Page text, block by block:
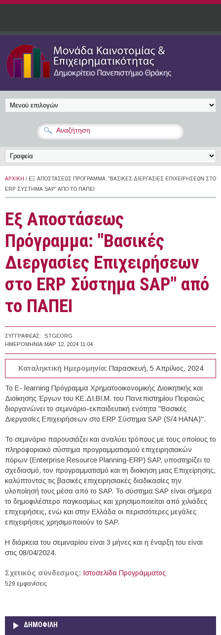
Παράκαμψη προς το κυρίως περιεχόμενο
ΑΡΧΙΚΉ / ΕΞ ΑΠΟΣΤΆΣΕΩΣ ΠΡΌΓΡΑΜΜΑ: "ΒΑΣΙΚΈΣ ΔΙΕΡΓΑΣΊΕΣ ΕΠΙΧΕΙΡΉΣΕΩΝ ΣΤΟ
ERP ΣΎΣΤΗΜΑ SAP" ΑΠΌ ΤΟ ΠΑΠΕΙ
Εξ Αποστάσεως
Πρόγραμμα: "Βασικές
Διεργασίες Επιχειρήσεων
στο ERP Σύστημα SAP" από
το ΠΑΠΕΙ
ΣΥΓΓΡΑΦΈΑΣ:
STGEORG
ΗΜΕΡΟΜΗΝΊΑ: ΜΑΡ 12, 2024 11:04
Καταληκτική Ημερομηνία: Παρασκευή, 5 Απρίλιος, 2024
Το E- learning Πρόγραμμα Χρηματοοικονομικής Διοικητικής και
Διοίκησης Έργων του ΚΕ.ΔΙ.ΒΙ.Μ. του Πανεπιστημίου Πειραιώς
διοργανώνει το σεμινάριο-εκπαιδευτική ενότητα "Βασικές
Διεργασίες Επιχειρήσεων στο ERP Σύστημα SAP (S/4 HANA)".
Το σεμινάριο παρουσιάζει και αναλύει τρόπους με τους οποίους το
πληροφοριακό σύστημα προγραμματισμού επιχειρησιακών
πόρων (Enterprise Resource Planning-ERP) SAP, υποστηρίζει το
σχεδιασμό, τον προγραμματισμό και τη διοίκηση μιας Επιχείρησης,
καλύπτοντας τις βασικές επιχειρησιακές διαδικασίες την
υλοποίησή τους μέσα από το SAP. Το σύστημα SAP είναι σήμερα
το δημοφιλέστερο παγκοσμίως και χρησιμοποιείται από χιλιάδες
επιχειρήσεις, ενώ και στην Ελλάδα οι περισσότερες μεγάλες
επιχειρήσεις χρησιμοποιούν το SAP.
Η διάρκεια του σεμιναρίου είναι 3 μήνες και η έναρξη του είναι
στις 08/04/2024.
Σχετικός σύνδεσμος: Ιστοσελίδα Προγράμματος
529 εμφανίσεις
ΔΗΜΟΦΙΛΗ